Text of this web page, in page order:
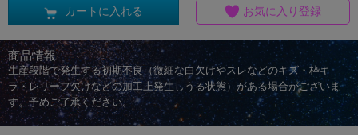
カートに入れる お気に入り登録
商品情報
生産段階で発生する初期不良（微細な白欠けやスレなどのキズ・枠キ
ラ・レリーフ欠けなどの加工上発生しうる状態）がある場合がございま
す。予めご了承ください。